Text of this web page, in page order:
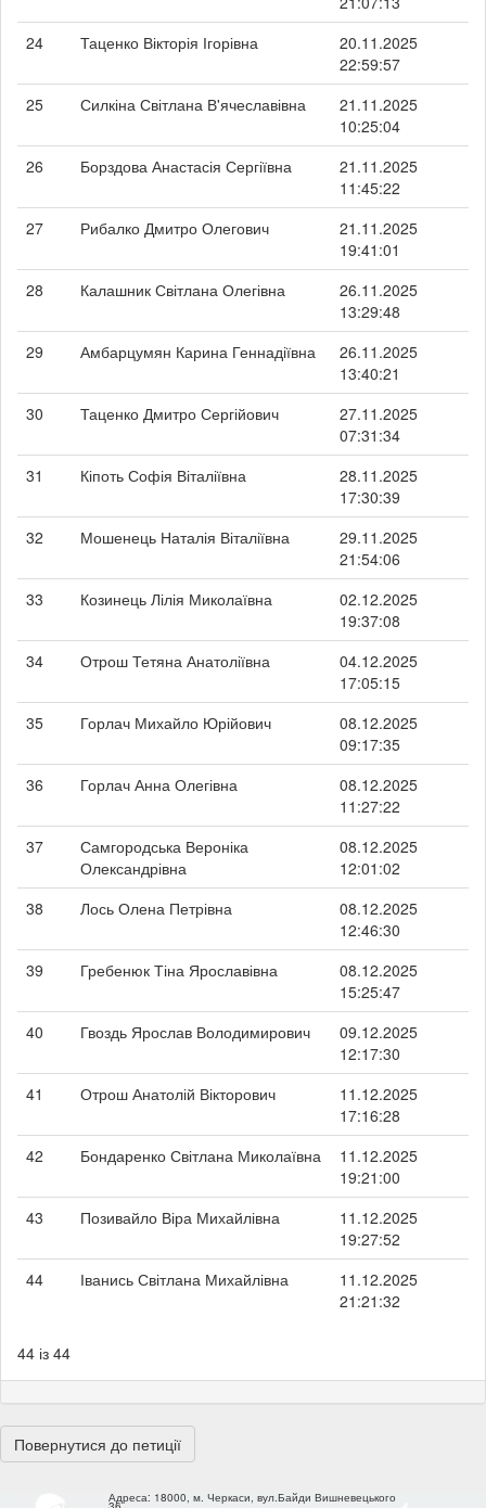
24
Таценко Вікторія Ігорівна
20.11.2025
22:59:57
25
Силкіна Світлана В'ячеславівна
21.11.2025
10:25:04
26
Борздова Анастасія Сергіївна
21.11.2025
11:45:22
27
Рибалко Дмитро Олегович
21.11.2025
19:41:01
28
Калашник Світлана Олегівна
26.11.2025
13:29:48
29
Амбарцумян Карина Геннадіївна
26.11.2025
13:40:21
30
Таценко Дмитро Сергійович
27.11.2025
07:31:34
31
Кіпоть Софія Віталіївна
28.11.2025
17:30:39
32
Мошенець Наталія Віталіївна
29.11.2025
21:54:06
33
Козинець Лілія Миколаївна
02.12.2025
19:37:08
34
Отрош Тетяна Анатоліївна
04.12.2025
17:05:15
35
Горлач Михайло Юрійович
08.12.2025
09:17:35
36
Горлач Анна Олегівна
08.12.2025
11:27:22
37
Самгородська Вероніка
Олександрівна
08.12.2025
12:01:02
38
Лось Олена Петрівна
08.12.2025
12:46:30
39
Гребенюк Тіна Ярославівна
08.12.2025
15:25:47
40
Гвоздь Ярослав Володимирович
09.12.2025
12:17:30
41
Отрош Анатолій Вікторович
11.12.2025
17:16:28
42
Бондаренко Світлана Миколаївна
11.12.2025
19:21:00
43
Позивайло Віра Михайлівна
11.12.2025
19:27:52
44
Іванись Світлана Михайлівна
11.12.2025
21:21:32
44 із 44
Повернутися до петиції
Адреса: 18000, м. Черкаси, вул.Байди Вишневецького